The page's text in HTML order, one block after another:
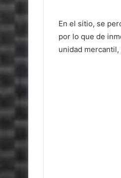
En el sitio, se
por lo que de
unidad mercantil,